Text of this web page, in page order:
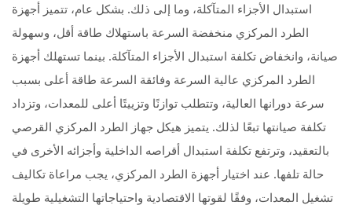
استبدال الأجزاء المتآكلة، وما إلى ذلك. بشكل عام، تتميز أجهزة
الطرد المركزي منخفضة السرعة باستهلاك طاقة أقل، وسهولة
صيانة، وانخفاض تكلفة استبدال الأجزاء المتآكلة. بينما تستهلك أجهزة
الطرد المركزي عالية السرعة وفائقة السرعة طاقة أعلى بسبب
سرعة دورانها العالية، وتتطلب توازنًا وتزييتًا أعلى للمعدات، وتزداد
تكلفة صيانتها تبعًا لذلك. يتميز هيكل جهاز الطرد المركزي القرصي
بالتعقيد، وترتفع تكلفة استبدال أقراصه الداخلية وأجزائه الأخرى في
حالة تلفها. عند اختيار أجهزة الطرد المركزي، يجب مراعاة تكاليف
تشغيل المعدات، وفقًا لقوتها الاقتصادية واحتياجاتها التشغيلية طويلة